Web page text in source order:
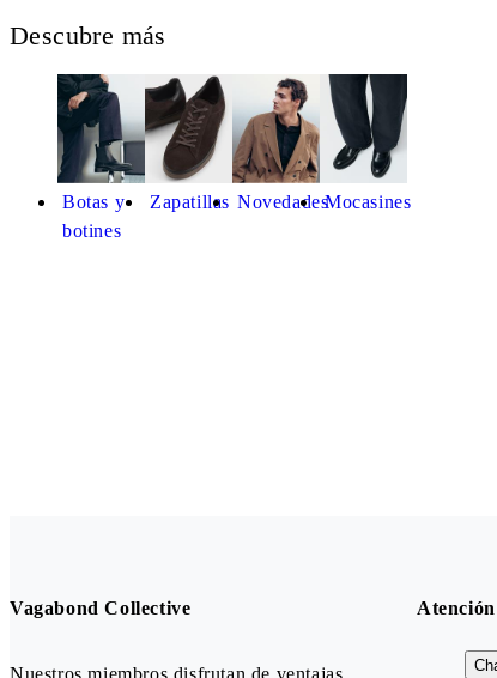
Descubre más
Botas y
botines
Zapatillas NovedadesMocasines
Vagabond Collective